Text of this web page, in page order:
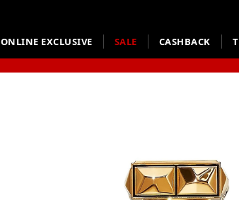
ONLINE EXCLUSIVE SALE CASHBACK